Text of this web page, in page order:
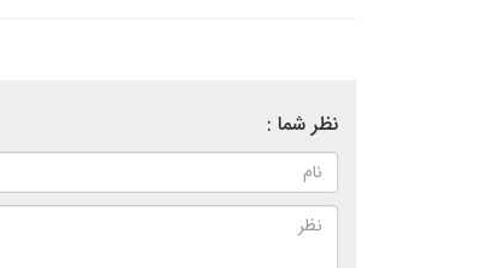
نظر شما :